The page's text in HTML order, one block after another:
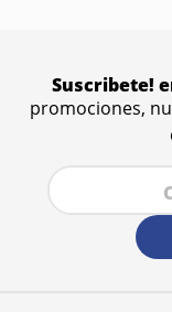
Suscribete!
promociones,